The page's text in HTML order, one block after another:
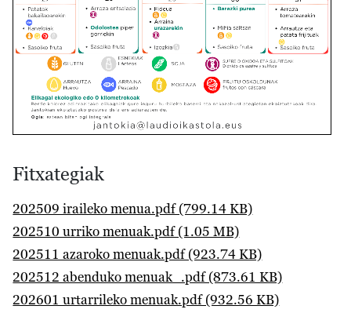
Fitxategiak
202509 iraileko menua.pdf (799.14 KB)
202510 urriko menuak.pdf (1.05 MB)
202511 azaroko menuak.pdf (923.74 KB)
202512 abenduko menuak_.pdf (873.61 KB)
202601 urtarrileko menuak.pdf (932.56 KB)